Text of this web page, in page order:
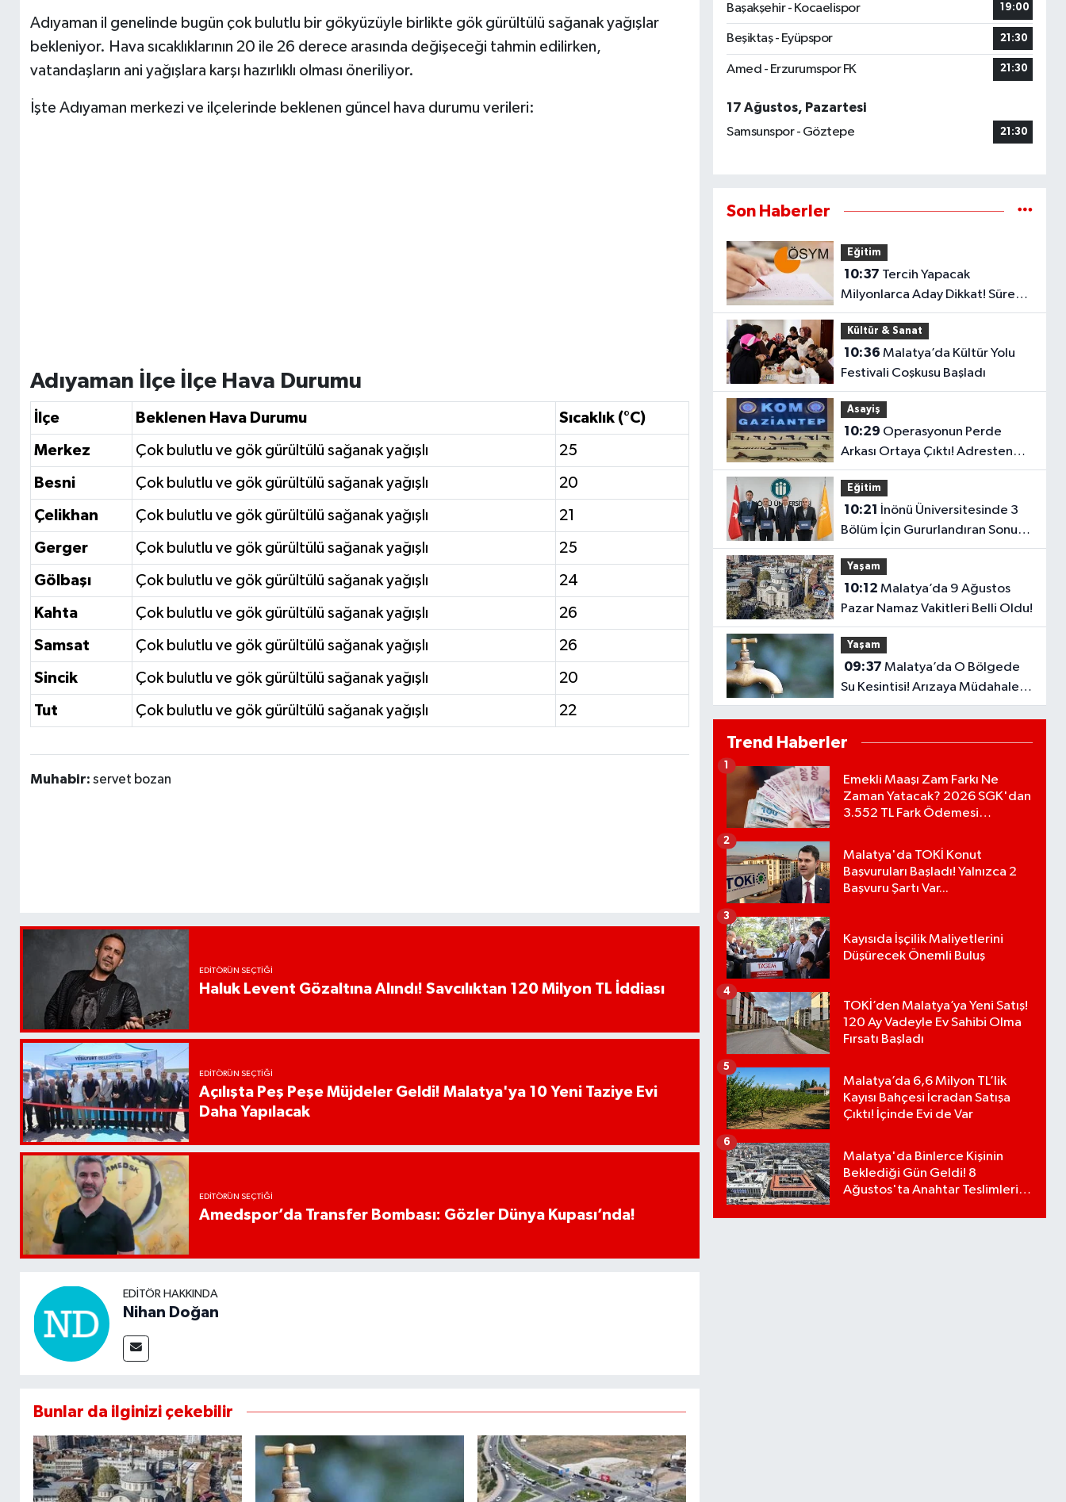
Adıyaman il genelinde bugün çok bulutlu bir gökyüzüyle birlikte gök gürültülü sağanak yağışlar
bekleniyor. Hava sıcaklıklarının 20 ile 26 derece arasında değişeceği tahmin edilirken,
vatandaşların ani yağışlara karşı hazırlıklı olması öneriliyor.
İşte Adıyaman merkezi ve ilçelerinde beklenen güncel hava durumu verileri:
Adıyaman İlçe İlçe Hava Durumu
İlçe Beklenen Hava Durumu Sıcaklık (°C)
Merkez Çok bulutlu ve gök gürültülü sağanak yağışlı 25
Besni Çok bulutlu ve gök gürültülü sağanak yağışlı 20
Çelikhan Çok bulutlu ve gök gürültülü sağanak yağışlı 21
Gerger Çok bulutlu ve gök gürültülü sağanak yağışlı 25
Gölbaşı Çok bulutlu ve gök gürültülü sağanak yağışlı 24
Kahta Çok bulutlu ve gök gürültülü sağanak yağışlı 26
Samsat Çok bulutlu ve gök gürültülü sağanak yağışlı 26
Sincik Çok bulutlu ve gök gürültülü sağanak yağışlı 20
Tut Çok bulutlu ve gök gürültülü sağanak yağışlı 22
Muhabir: servet bozan
EDITÖRÜN SEÇTIĞI
Haluk Levent Gözaltına Alındı! Savcılıktan 120 Milyon TL İddiası
EDITÖRÜN SEÇTIĞI
Açılışta Peş Peşe Müjdeler Geldi! Malatya'ya 10 Yeni Taziye Evi
Daha Yapılacak
EDITÖRÜN SEÇTIĞI
Amedspor’da Transfer Bombası: Gözler Dünya Kupası’nda!
EDITÖR HAKKINDA
Nihan Doğan
Bunlar da ilginizi çekebilir
Başakşehir - Kocaelispor
19:00
Beşiktaş - Eyüpspor 21:30
Amed - Erzurumspor FK 21:30
17 Ağustos, Pazartesi
Samsunspor - Göztepe
21:30
Son Haberler
Eğitim
10:37
Milyonlarca Aday Dikkat! Süre
Yarın Gece Sona Eriyor
Kültür & Sanat
10:36
Festivali Coşkusu Başladı
Asayiş
10:29
Arkası Ortaya Çıktı! Adresten
Bakın Neler Çıktı
Eğitim
10:21
Bölüm İçin Gururlandıran Sonuç!
2028’e Kadar Geçerli
Yaşam
10:12
Pazar Namaz Vakitleri Belli Oldu!
Yaşam
09:37
Su Kesintisi! Arızaya Müdahale
Ediliyor
Trend Haberler
Emekli Maaşı Zam Farkı Ne
Zaman Yatacak? 2026 SGK'dan
3.552 TL Fark Ödemesi
1
Malatya'da TOKİ Konut
Başvuruları Başladı! Yalnızca 2
Başvuru Şartı Var...
2
Kayısıda İşçilik Maliyetlerini
Düşürecek Önemli Buluş
3
TOKİ’den Malatya’ya Yeni Satış!
120 Ay Vadeyle Ev Sahibi Olma
Fırsatı Başladı
4
Malatya’da 6,6 Milyon TL’lik
Kayısı Bahçesi İcradan Satışa
Çıktı! İçinde Evi de Var
5
Malatya'da Binlerce Kişinin
Beklediği Gün Geldi! 8
Ağustos'ta Anahtar Teslimleri
6